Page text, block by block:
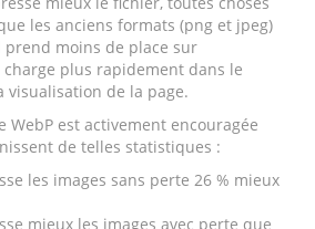
les anciens formats (png et jpeg)
moins de place sur
plus rapidement dans le
visualisation de la page.
WebP est activement encouragée
de telles statistiques :
les images sans perte 26 % mieux
mieux les images avec perte que